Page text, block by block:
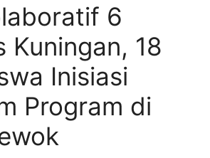
6
Kuningan, 18
Inisiasi
Program di